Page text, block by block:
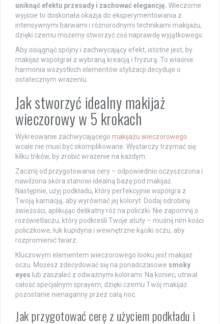
uniknąć efektu przesady i zachować elegancję. Wieczorne
wyjście to doskonała okazja do eksperymentowania z
intensywnymi barwami i różnorodnymi technikami makijażu,
dzięki czemu możemy stworzyć coś naprawdę wyjątkowego.
Aby osiągnąć spójny i zachwycający efekt, istotne jest, by
makijaż współgrał z wybraną kreacją i fryzurą. To właśnie
harmonia wszystkich elementów stylizacji decyduje o
ostatecznym wrażeniu.
Jak stworzyć idealny makijaż
wieczorowy w 5 krokach
Wykreowanie zachwycającego makijażu wieczorowego
wcale nie musi być skomplikowane. Wystarczy trzymać się
kilku trików, by zrobić wrażenie na każdym.
Zacznij od przygotowania cery – odpowiednio oczyszczona i
nawilżona skóra stanowi idealną bazę pod makijaż.
Następnie, użyj podkładu, który perfekcyjnie współgra z
Twoją karnacją, aby wyrównać jej koloryt. Dodaj odrobinę
świeżości, aplikując delikatny róż na policzki. Nie zapomnij o
rozświetlaczu, który podkreśli Twoje atuty – muśnij nim kości
policzkowe, łuk kupidyna i wewnętrzne kąciki oczu, aby
rozpromienić twarz.
Kluczowym elementem wieczorowego looku jest makijaż
oczu. Możesz zdecydować się na ponadczasowe smoky
eyes lub zaszaleć z odważnymi kolorami. Na koniec, utrwal
całość specjalnym sprayem, dzięki czemu Twój makijaż
pozostanie nienaganny przez całą noc.
Jak przygotować cerę z użyciem podkładu i